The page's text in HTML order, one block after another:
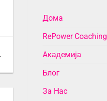
Дома
RePower Coaching
Академија
Блог
За Нас